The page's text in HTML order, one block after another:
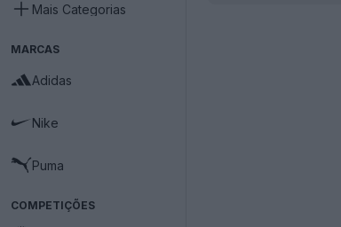
Mais Categorias
MARCAS
Adidas
Nike
Puma
COMPETIÇÕES